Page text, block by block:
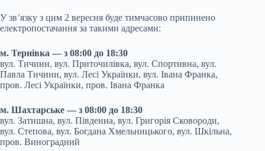
У зв’язку з цим 2 вересня буде тимчасово припинено
електропостачання за такими адресами:
м. Тернівка — з 08:00 до 18:30
вул. Тичини, вул. Приточилівка, вул. Спортивна, вул.
Павла Тичини, вул. Лесі Українки, вул. Івана Франка,
пров. Лесі Українки, пров. Івана Франка
м. Шахтарське — з 08:00 до 18:30
вул. Затишна, вул. Південна, вул. Григорія Сковороди,
вул. Степова, вул. Богдана Хмельницького, вул. Шкільна,
пров. Виноградний